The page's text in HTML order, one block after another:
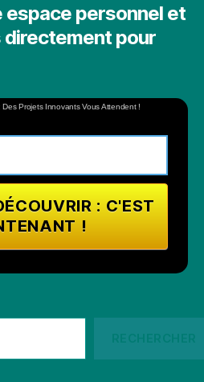
personnel et
pour
Projets Innovants Vous Attendent !